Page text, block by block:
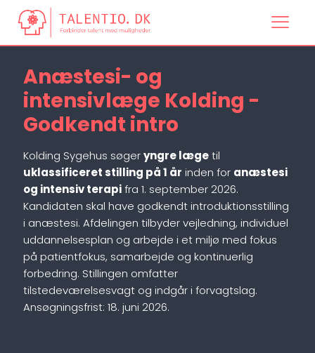
Anæstesi- og
intensivlæge Kolding -
Godkendt intro
Kolding Sygehus søgeryngre lægetil
uklassificeret stilling på 1 år inden for anæstesi
og intensiv terapifra 1. september 2026.
Kandidaten skal have godkendt introduktionsstilling
i anæstesi. Afdelingen tilbyder vejledning, individuel
uddannelsesplan og arbejde i et miljø med fokus
på patientfokus, samarbejde og kontinuerlig
forbedring. Stillingen omfatter
tilstedeværelsesvagt og indgår i forvagtslag.
Ansøgningsfrist: 18. juni 2026.